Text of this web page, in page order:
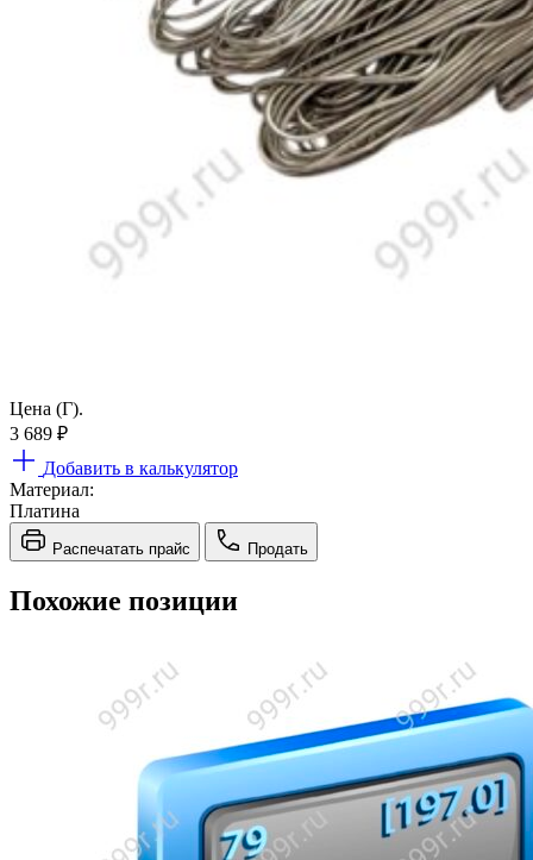
Цена (Г).
3 689 ₽
Добавить в калькулятор
Материал:
Платина
Распечатать прайс Продать
Похожие позиции